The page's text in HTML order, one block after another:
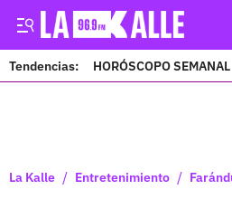
Tendencias: HORÓSCOPO SEMANAL
La Kalle / Entretenimiento /